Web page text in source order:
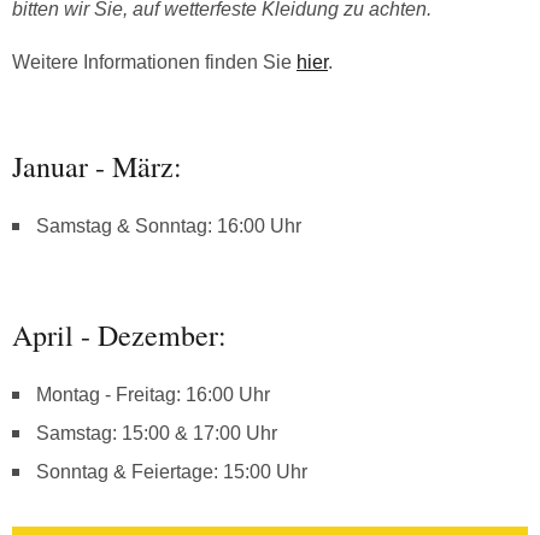
bitten wir Sie, auf wetterfeste Kleidung zu achten.
Weitere Informationen finden Sie hier.
Januar - März:
Samstag & Sonntag: 16:00 Uhr
April - Dezember:
Montag - Freitag: 16:00 Uhr
Samstag: 15:00 & 17:00 Uhr
Sonntag & Feiertage: 15:00 Uhr